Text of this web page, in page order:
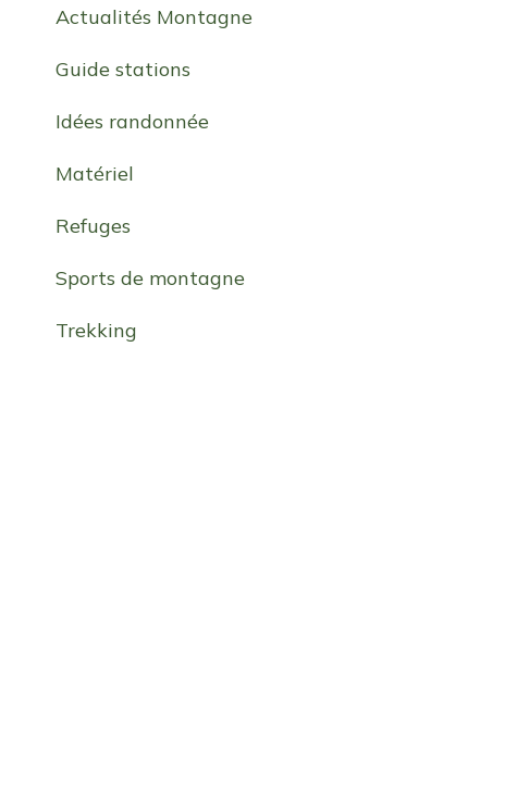
Actualités Montagne
Guide stations
Idées randonnée
Matériel
Refuges
Sports de montagne
Trekking